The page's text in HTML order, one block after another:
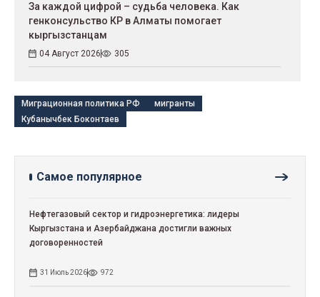
За каждой цифрой – судьба человека. Как
генконсульство КР в Алматы помогает
кыргызстанцам
04 Август 2026 305
Миграционная политика РФ
мигранты
Кубанычбек Боконтаев
Самое популярное
Нефтегазовый сектор и гидроэнергетика: лидеры
Кыргызстана и Азербайджана достигли важных
договоренностей
31 Июль 2026 972